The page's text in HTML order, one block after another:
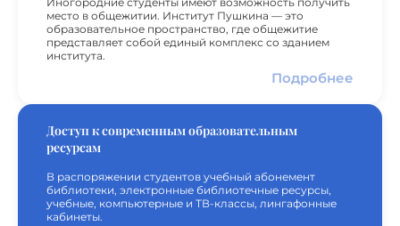
место в общежитии. Институт Пушкина — это
образовательное пространство, где общежитие
представляет собой единый комплекс со зданием
института.
Подробнее
Доступ к современным образовательным
ресурсам
В распоряжении студентов учебный абонемент
библиотеки, электронные библиотечные ресурсы,
учебные, компьютерные и ТВ-классы, лингафонные
кабинеты.